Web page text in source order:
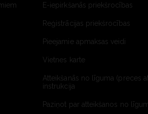
E-iepirkšanās priekšrocības
Reģistrācijas priekšrocības
Pieejamie apmaksas veidi
Vietnes karte
Atteikšanās no līguma (preces
instrukcija
Paziņot par atteikšanos no